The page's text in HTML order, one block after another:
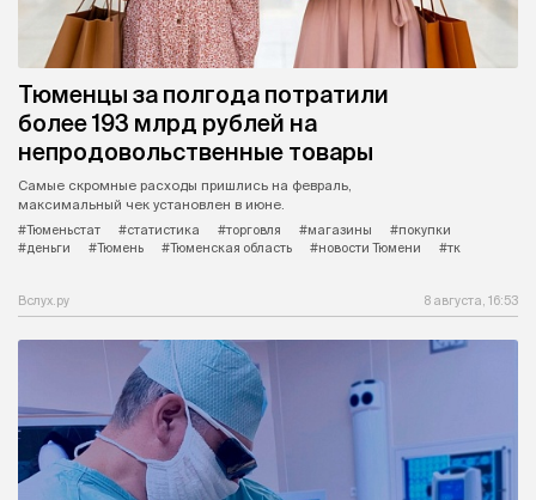
Тюменцы за полгода потратили
более 193 млрд рублей на
непродовольственные товары
Самые скромные расходы пришлись на февраль,
максимальный чек установлен в июне.
#Тюменьстат
#статистика #торговля #магазины
#покупки
#деньги
#Тюмень #Тюменская область #новости Тюмени #тк
Вслух.ру 8 августа, 16:53